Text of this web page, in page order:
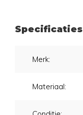
Specificaties
Merk:
Materiaal: